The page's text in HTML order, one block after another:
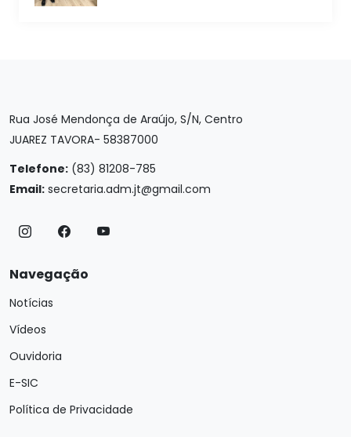
Rua José Mendonça de Araújo, S/N, Centro
JUAREZ TAVORA- 58387000
Telefone: (83) 81208-785
Email: secretaria.adm.jt@gmail.com
Navegação
Notícias
Vídeos
Ouvidoria
E-SIC
Política de Privacidade